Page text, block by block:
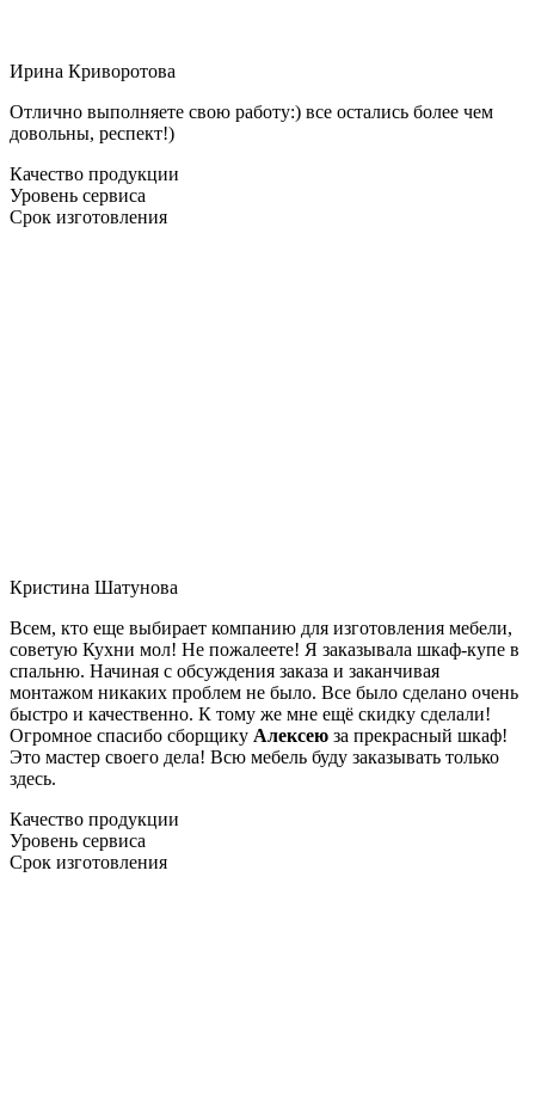
Ирина Криворотова
Отлично выполняете свою работу:) все остались более чем
довольны, респект!)
Качество продукции
Уровень сервиса
Срок изготовления
Кристина Шатунова
Всем, кто еще выбирает компанию для изготовления мебели,
советую Кухни мол! Не пожалеете! Я заказывала шкаф-купе в
спальню. Начиная с обсуждения заказа и заканчивая
монтажом никаких проблем не было. Все было сделано очень
быстро и качественно. К тому же мне ещё скидку сделали!
Огромное спасибо сборщику Алексею за прекрасный шкаф!
Это мастер своего дела! Всю мебель буду заказывать только
здесь.
Качество продукции
Уровень сервиса
Срок изготовления